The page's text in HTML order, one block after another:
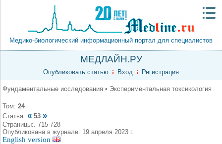
Медико-биологический информационный портал для специалистов
МЕДЛАЙН.РУ
Опубликовать статью Вход Регистрация
Фундаментальные исследования • Экспериментальная токсикология
Том: 24
Статья: « 53 »
Страницы:. 715-728
Опубликована в журнале: 19 апреля 2023 г.
English version